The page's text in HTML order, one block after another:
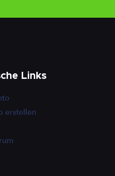
Links
erstellen